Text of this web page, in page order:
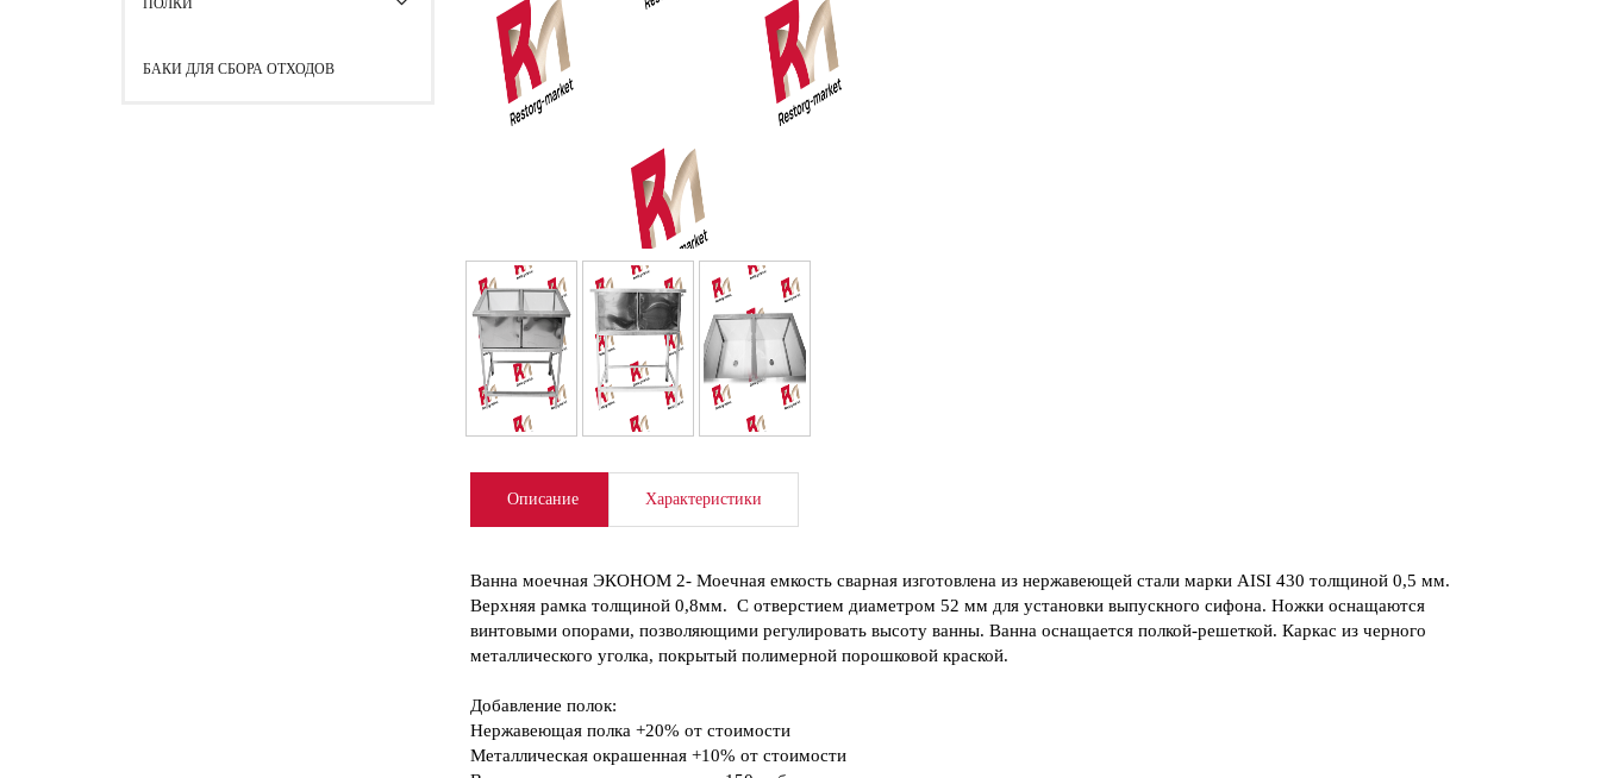
ПОЛКИ
БАКИ ДЛЯ СБОРА ОТХОДОВ
Описание Характеристики
Ванна моечная ЭКОНОМ 2- Моечная емкость сварная изготовлена из нержавеющей стали марки AISI 430 толщиной 0,5 мм.
Верхняя рамка толщиной 0,8мм. С отверстием диаметром 52 мм для установки выпускного сифона. Ножки оснащаются
винтовыми опорами, позволяющими регулировать высоту ванны. Ванна оснащается полкой-решеткой. Каркас из черного
металлического уголка, покрытый полимерной порошковой краской.
Добавление полок:
Нержавеющая полка +20% от стоимости
Металлическая окрашенная +10% от стоимости